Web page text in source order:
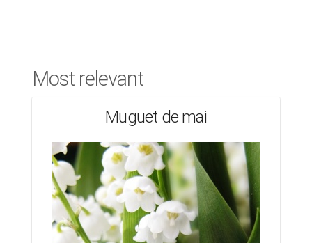
Most relevant
Muguet de mai